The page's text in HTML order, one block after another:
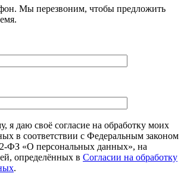
Мы перезвоним, чтобы предложить
я даю своё согласие на обработку моих
в соответствии с Федеральным законом
ФЗ «О персональных данных», на
определённых в Согласии на обработку
.